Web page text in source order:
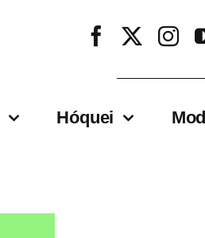
Hóquei